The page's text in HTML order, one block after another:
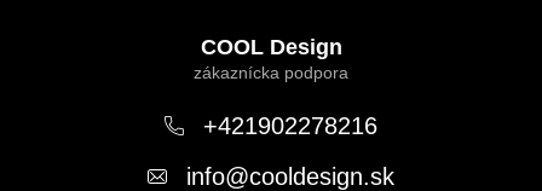
COOL Design
+421902278216
info@cooldesign.sk